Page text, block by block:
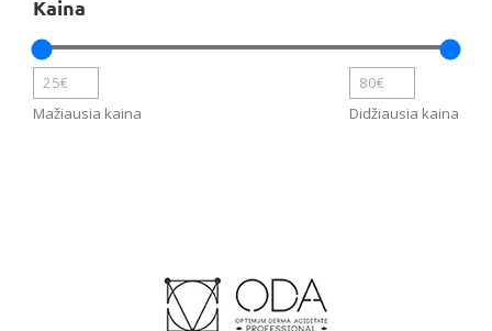
Kaina
Mažiausia kaina Didžiausia kaina